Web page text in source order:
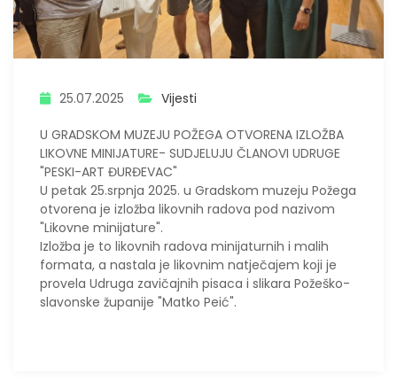
25.07.2025 Vijesti
U GRADSKOM MUZEJU POŽEGA OTVORENA IZLOŽBA
LIKOVNE MINIJATURE- SUDJELUJU ČLANOVI UDRUGE
"PESKI-ART ĐURĐEVAC"
U petak 25.srpnja 2025. u Gradskom muzeju Požega
otvorena je izložba likovnih radova pod nazivom
"Likovne minijature".
Izložba je to likovnih radova minijaturnih i malih
formata, a nastala je likovnim natječajem koji je
provela Udruga zavičajnih pisaca i slikara Požeško-
slavonske županije "Matko Peić".